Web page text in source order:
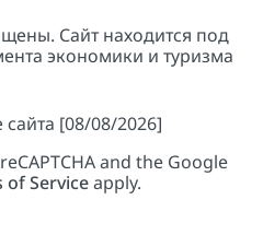
Сайт находится под
экономики и туризма
[08/08/2026]
and the Google
of Serviceapply.